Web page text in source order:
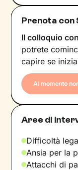
Prenota con
Il colloquio
potrete
capire se
Al momento
Aree di
Difficoltà
Ansia per la
Attacchi di